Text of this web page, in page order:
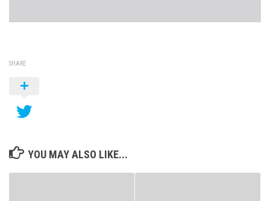
SHARE
YOU MAY ALSO LIKE...